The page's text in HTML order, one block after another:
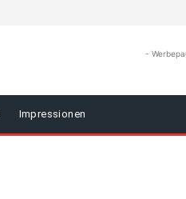
-
Impressionen